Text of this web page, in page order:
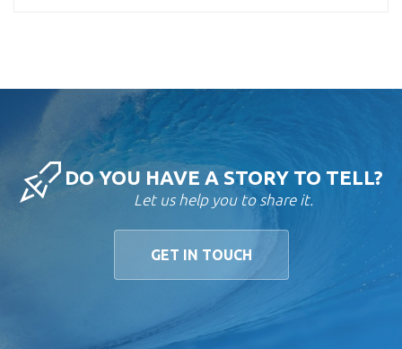
DO YOU HAVE A STORY TO TELL?
Let us help you to share it.
GET IN TOUCH